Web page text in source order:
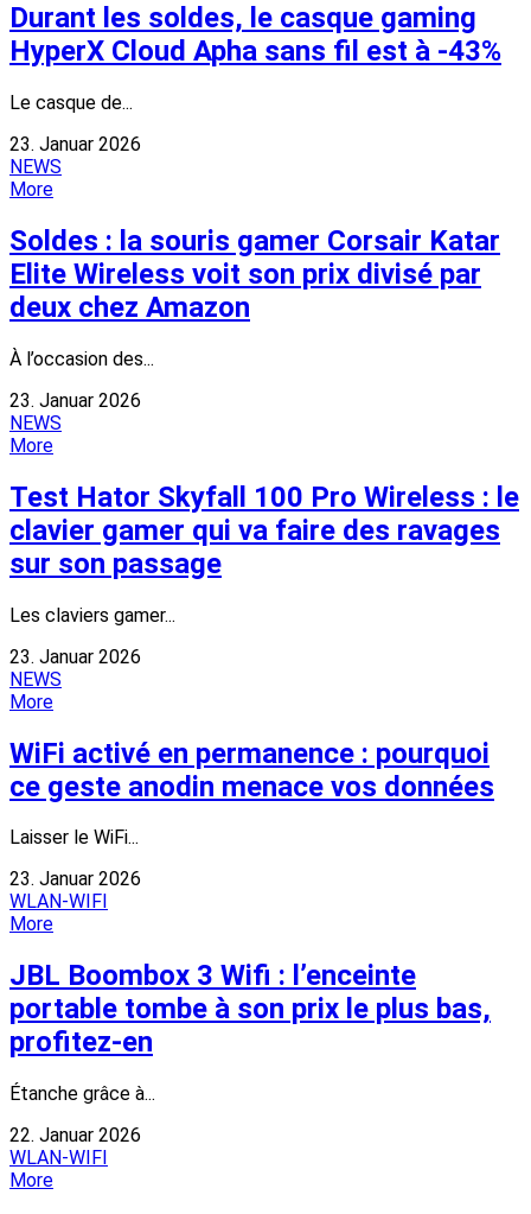
Durant les soldes, le casque gaming
HyperX Cloud Apha sans fil est à -43%
Le casque de...
23. Januar 2026
NEWS
More
Soldes : la souris gamer Corsair Katar
Elite Wireless voit son prix divisé par
deux chez Amazon
À l’occasion des...
23. Januar 2026
NEWS
More
Test Hator Skyfall 100 Pro Wireless : le
clavier gamer qui va faire des ravages
sur son passage
Les claviers gamer...
23. Januar 2026
NEWS
More
WiFi activé en permanence : pourquoi
ce geste anodin menace vos données
Laisser le WiFi...
23. Januar 2026
WLAN-WIFI
More
JBL Boombox 3 Wifi : l’enceinte
portable tombe à son prix le plus bas,
profitez-en
Étanche grâce à...
22. Januar 2026
WLAN-WIFI
More